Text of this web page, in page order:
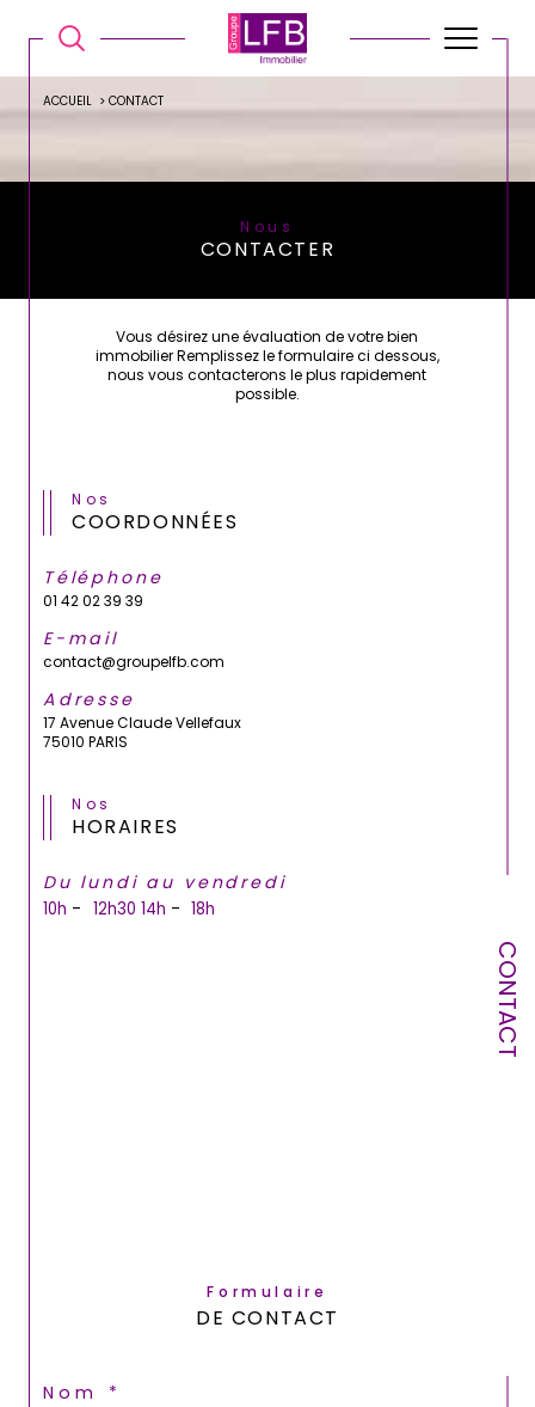
CONTACT
ACCUEIL CONTACT
Nous
CONTACTER
Vous désirez une évaluation de votre bien
immobilier Remplissez le formulaire ci dessous,
nous vous contacterons le plus rapidement
possible.
Nos
COORDONNÉES
Téléphone
01 42 02 39 39
E-mail
contact@groupelfb.com
Adresse
17 Avenue Claude Vellefaux
75010 PARIS
Nos
HORAIRES
Du lundi au vendredi
10h - 12h30 14h -18h
Formulaire
DE CONTACT
Nom *